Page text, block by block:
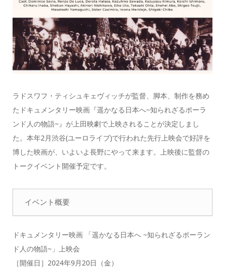
ラドスワフ・ティシュキェヴィッチが監督、脚本、制作を務め
たドキュメンタリー映画『遥かなる日本へ~知られざるポーラ
ンド人の物語~』が上田映劇で上映されることが決定しまし
た。本年2月渋谷(ユーロライブ)で行われた先行上映会で好評を
博した映画が、いよいよ長野にやって来ます。上映後に監督の
トークイベント開催予定です。
イベント概要
ドキュメンタリー映画 「遥かなる日本へ ~知られざるポーラン
ド人の物語~」上映会
［開催日］2024年9月20日（金）